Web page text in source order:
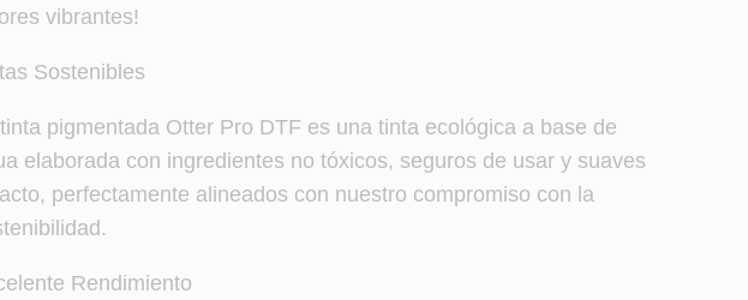
vibrantes!
Sostenibles
pigmentada Otter Pro DTF es una tinta ecológica a base de
elaborada con ingredientes no tóxicos, seguros de usar y suaves
perfectamente alineados con nuestro compromiso con la
Rendimiento